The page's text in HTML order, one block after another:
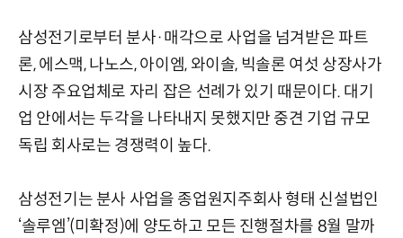
삼성전기로부터 분사·매각으로 사업을 넘겨받은 파트
론, 에스맥, 나노스, 아이엠, 와이솔, 빅솔론 여섯 상장사가
시장 주요업체로 자리 잡은 선례가 있기 때문이다. 대기
업 안에서는 두각을 나타내지 못했지만 중견 기업 규모
독립 회사로는 경쟁력이 높다.
삼성전기는 분사 사업을 종업원지주회사 형태 신설법인
‘솔루엠’(미확정)에 양도하고 모든 진행절차를 8월 말까